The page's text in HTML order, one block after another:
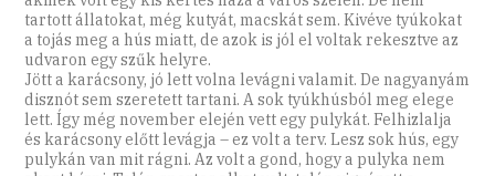
tartott állatokat, még kutyát, macskát sem. Kivéve tyúkokat
a tojás meg a hús miatt, de azok is jól el voltak rekesztve az
udvaron egy szűk helyre.
Jött a karácsony, jó lett volna levágni valamit. De nagyanyám
disznót sem szeretett tartani. A sok tyúkhúsból meg elege
lett. Így még november elején vett egy pulykát. Felhizlalja
és karácsony előtt levágja – ez volt a terv. Lesz sok hús, egy
pulykán van mit rágni. Az volt a gond, hogy a pulyka nem